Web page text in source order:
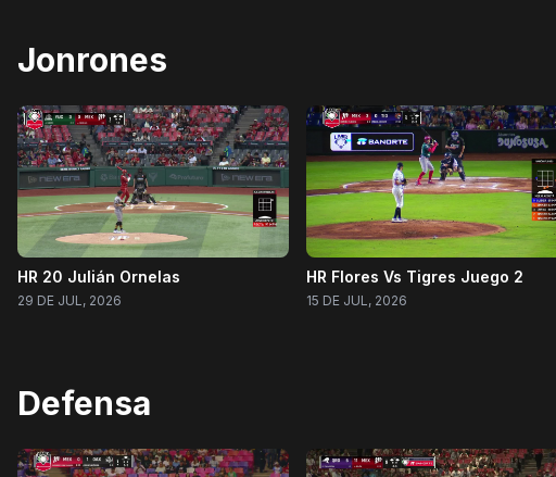
Jonrones
HR 20 Julián Ornelas
29 DE JUL, 2026
HR Flores Vs Tigres Juego 2
15 DE JUL, 2026
Defensa